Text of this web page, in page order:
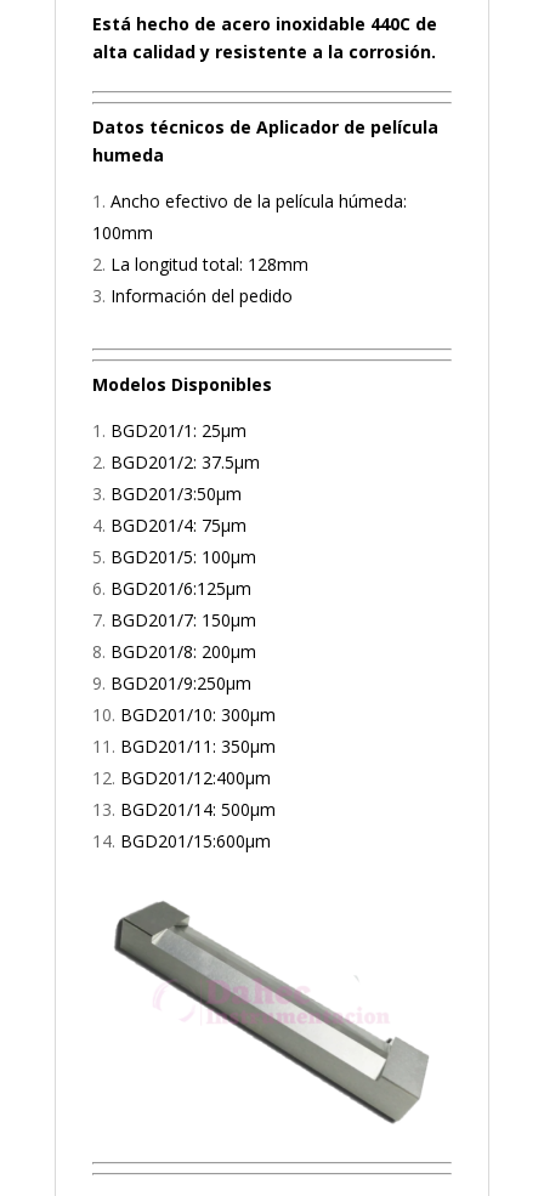
Está hecho de acero inoxidable 440C de
alta calidad y resistente a la corrosión.
Datos técnicos de Aplicador de película
humeda
Ancho efectivo de la película húmeda:
100mm
La longitud total: 128mm
Información del pedido
Modelos Disponibles
BGD201/1: 25µm
BGD201/2: 37.5µm
BGD201/3:50µm
BGD201/4: 75µm
BGD201/5: 100µm
BGD201/6:125µm
BGD201/7: 150µm
BGD201/8: 200µm
BGD201/9:250µm
BGD201/10: 300µm
BGD201/11: 350µm
BGD201/12:400µm
BGD201/14: 500µm
BGD201/15:600µm